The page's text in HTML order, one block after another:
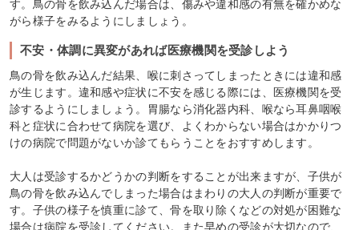
す。鳥の骨を飲み込んだ場合は、傷みや違和感の有無を確かめな
がら様子をみるようにしましょう。
不安・体調に異変があれば医療機関を受診しよう
鳥の骨を飲み込んだ結果、喉に刺さってしまったときには違和感
が生じます。違和感や症状に不安を感じる際には、医療機関を受
診するようにしましょう。胃腸なら消化器内科、喉なら耳鼻咽喉
科と症状に合わせて病院を選び、よくわからない場合はかかりつ
けの病院で問題がないか診てもらうことをおすすめします。
大人は受診するかどうかの判断をすることが出来ますが、子供が
鳥の骨を飲み込んでしまった場合はまわりの大人の判断が重要で
す。子供の様子を慎重に診て、骨を取り除くなどの対処が困難な
場合は病院を受診してください。また早めの受診が大切なので、